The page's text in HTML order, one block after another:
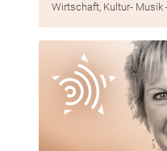
Wirtschaft, Kultur- Musik